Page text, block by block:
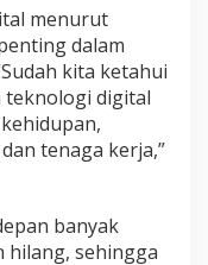
menurut
dalam
kita ketahui
teknologi digital
tenaga kerja,”
banyak
hilang, sehingga